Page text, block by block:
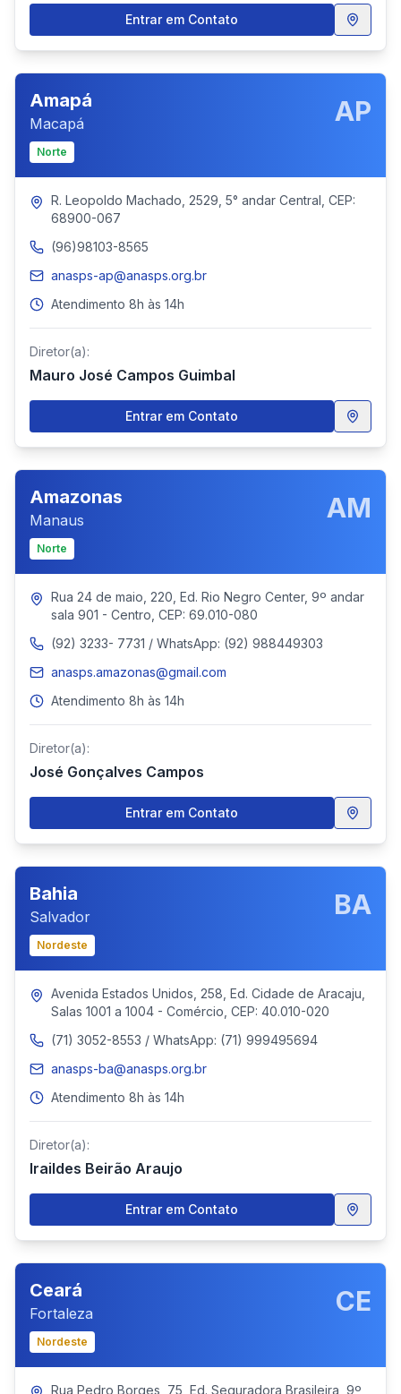
Entrar em Contato
Amapá
Macapá AP
Norte
R. Leopoldo Machado, 2529, 5° andar Central, CEP:
68900-067
(96)98103-8565
anasps-ap@anasps.org.br
Atendimento 8h às 14h
Diretor(a):
Mauro José Campos Guimbal
Entrar em Contato
Amazonas
Manaus AM
Norte
Rua 24 de maio, 220, Ed. Rio Negro Center, 9º andar
sala 901 - Centro, CEP: 69.010-080
(92) 3233- 7731 / WhatsApp: (92) 988449303
anasps.amazonas@gmail.com
Atendimento 8h às 14h
Diretor(a):
José Gonçalves Campos
Entrar em Contato
Bahia
Salvador BA
Nordeste
Avenida Estados Unidos, 258, Ed. Cidade de Aracaju,
Salas 1001 a 1004 - Comércio, CEP: 40.010-020
(71) 3052-8553 / WhatsApp: (71) 999495694
anasps-ba@anasps.org.br
Atendimento 8h às 14h
Diretor(a):
Iraildes Beirão Araujo
Entrar em Contato
Ceará
Fortaleza CE
Nordeste
Rua Pedro Borges, 75, Ed. Seguradora Brasileira, 9º